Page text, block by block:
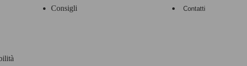
Consigli
Contatti